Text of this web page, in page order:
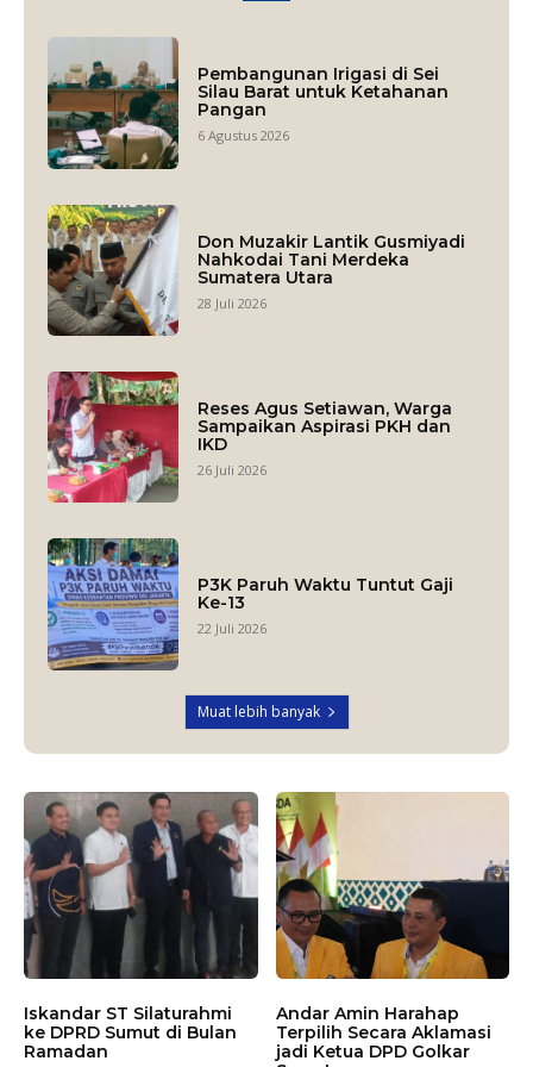
Pembangunan Irigasi di Sei
Silau Barat untuk Ketahanan
Pangan
6 Agustus 2026
Don Muzakir Lantik Gusmiyadi
Nahkodai Tani Merdeka
Sumatera Utara
28 Juli 2026
Reses Agus Setiawan, Warga
Sampaikan Aspirasi PKH dan
IKD
26 Juli 2026
P3K Paruh Waktu Tuntut Gaji
Ke-13
22 Juli 2026
Muat lebih banyak
Iskandar ST Silaturahmi
ke DPRD Sumut di Bulan
Ramadan
Andar Amin Harahap
Terpilih Secara Aklamasi
jadi Ketua DPD Golkar